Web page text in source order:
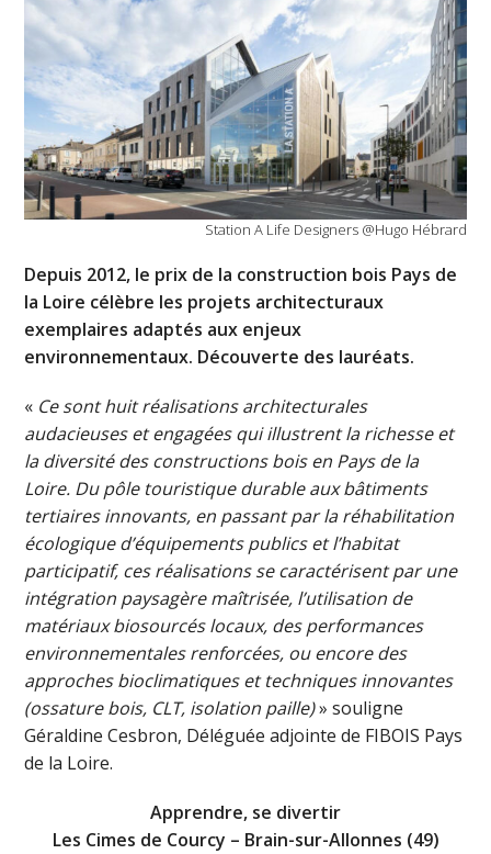
Station A Life Designers @Hugo Hébrard
Depuis 2012, le prix de la construction bois Pays de
la Loire célèbre les projets architecturaux
exemplaires adaptés aux enjeux
environnementaux. Découverte des lauréats.
« Ce sonthuitréalisations architecturales
audacieuses et engagées qui illustrent la richesse et
la diversité des constructions bois en Pays de la
Loire. Du pôle touristique durable aux bâtiments
tertiaires innovants, en passant par la réhabilitation
écologique d’équipements publics et l’habitat
participatif, ces réalisations se caractérisent par une
intégration paysagère maîtrisée, l’utilisation de
matériaux biosourcés locaux, des performances
environnementales renforcées, ou encore des
approches bioclimatiques et techniques innovantes
(ossature bois, CLT, isolation paille)» souligne
Géraldine Cesbron, Déléguée adjointe de FIBOIS Pays
de la Loire.
Apprendre, se divertir
Les Cimes de Courcy – Brain-sur-Allonnes (49)